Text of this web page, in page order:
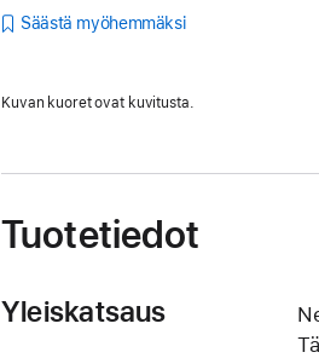
Säästä myöhemmäksi
Kuvan kuoret ovat kuvitusta.
Tuotetiedot
Yleiskatsaus